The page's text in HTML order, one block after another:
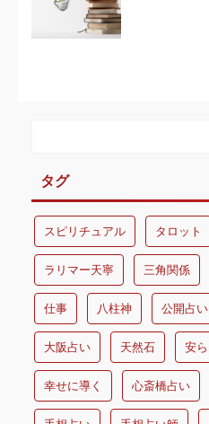
タグ
スピリチュアル タロット
ラリマー天寧 三角関係
仕事 八柱神 公開占い
大阪占い 天然石 安
幸せに導く 心斎橋占い